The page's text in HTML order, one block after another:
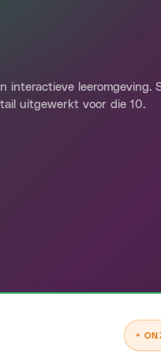
interactieve leeromgeving.
uitgewerkt voor die 10.
+